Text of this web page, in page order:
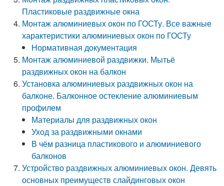
Пластиковые раздвижные окна
Монтаж алюминиевых окон по ГОСТу. Все важные
характеристики алюминиевых окон по ГОСТу
Нормативная документация
Монтаж алюминиевой раздвижки. Мытьё
раздвижных окон на балкон
Установка алюминиевых раздвижных окон на
балконе. Балконное остекление алюминиевым
профилем
Материалы для раздвижных окон
Уход за раздвижными окнами
В чём разница пластикового и алюминиевого
балконов
Устройство раздвижных алюминиевых окон. Девять
основных преимуществ слайдинговых окон